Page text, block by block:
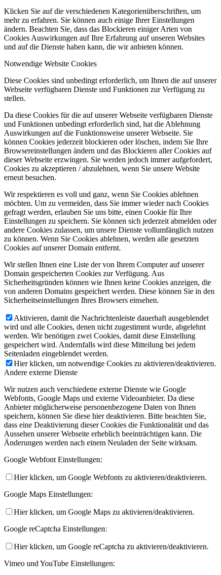
Klicken Sie auf die verschiedenen Kategorienüberschriften, um
mehr zu erfahren. Sie können auch einige Ihrer Einstellungen
ändern. Beachten Sie, dass das Blockieren einiger Arten von
Cookies Auswirkungen auf Ihre Erfahrung auf unseren Websites
und auf die Dienste haben kann, die wir anbieten können.
Notwendige Website Cookies
Diese Cookies sind unbedingt erforderlich, um Ihnen die auf unserer
Webseite verfügbaren Dienste und Funktionen zur Verfügung zu
stellen.
Da diese Cookies für die auf unserer Webseite verfügbaren Dienste
und Funktionen unbedingt erforderlich sind, hat die Ablehnung
Auswirkungen auf die Funktionsweise unserer Webseite. Sie
können Cookies jederzeit blockieren oder löschen, indem Sie Ihre
Browsereinstellungen ändern und das Blockieren aller Cookies auf
dieser Webseite erzwingen. Sie werden jedoch immer aufgefordert,
Cookies zu akzeptieren / abzulehnen, wenn Sie unsere Website
erneut besuchen.
Wir respektieren es voll und ganz, wenn Sie Cookies ablehnen
möchten. Um zu vermeiden, dass Sie immer wieder nach Cookies
gefragt werden, erlauben Sie uns bitte, einen Cookie für Ihre
Einstellungen zu speichern. Sie können sich jederzeit abmelden oder
andere Cookies zulassen, um unsere Dienste vollumfänglich nutzen
zu können. Wenn Sie Cookies ablehnen, werden alle gesetzten
Cookies auf unserer Domain entfernt.
Wir stellen Ihnen eine Liste der von Ihrem Computer auf unserer
Domain gespeicherten Cookies zur Verfügung. Aus
Sicherheitsgründen können wie Ihnen keine Cookies anzeigen, die
von anderen Domains gespeichert werden. Diese können Sie in den
Sicherheitseinstellungen Ihres Browsers einsehen.
Aktivieren, damit die Nachrichtenleiste dauerhaft ausgeblendet
wird und alle Cookies, denen nicht zugestimmt wurde, abgelehnt
werden. Wir benötigen zwei Cookies, damit diese Einstellung
gespeichert wird. Andernfalls wird diese Mitteilung bei jedem
Seitenladen eingeblendet werden.
Hier klicken, um notwendige Cookies zu aktivieren/deaktivieren.
Andere externe Dienste
Wir nutzen auch verschiedene externe Dienste wie Google
Webfonts, Google Maps und externe Videoanbieter. Da diese
Anbieter möglicherweise personenbezogene Daten von Ihnen
speichern, können Sie diese hier deaktivieren. Bitte beachten Sie,
dass eine Deaktivierung dieser Cookies die Funktionalität und das
Aussehen unserer Webseite erheblich beeinträchtigen kann. Die
Änderungen werden nach einem Neuladen der Seite wirksam.
Google Webfont Einstellungen:
Hier klicken, um Google Webfonts zu aktivieren/deaktivieren.
Google Maps Einstellungen:
Hier klicken, um Google Maps zu aktivieren/deaktivieren.
Google reCaptcha Einstellungen:
Hier klicken, um Google reCaptcha zu aktivieren/deaktivieren.
Vimeo und YouTube Einstellungen: